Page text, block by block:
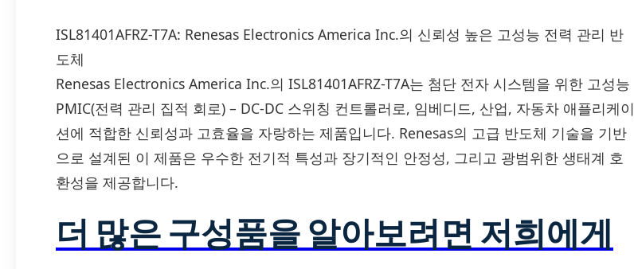
ISL81401AFRZ-T7A: Renesas Electronics America Inc.의 신뢰성 높은 고성능 전력 관리 반
도체
Renesas Electronics America Inc.의 ISL81401AFRZ-T7A는 첨단 전자 시스템을 위한 고성능
PMIC(전력 관리 집적 회로) – DC-DC 스위칭 컨트롤러로, 임베디드, 산업, 자동차 애플리케이
션에 적합한 신뢰성과 고효율을 자랑하는 제품입니다. Renesas의 고급 반도체 기술을 기반
으로 설계된 이 제품은 우수한 전기적 특성과 장기적인 안정성, 그리고 광범위한 생태계 호
환성을 제공합니다.
더 많은 구성품을 알아보려면 저희에게